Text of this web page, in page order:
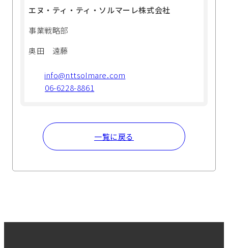
エヌ・ティ・ティ・ソルマーレ株式会社
事業戦略部
奥田 遠藤
info@nttsolmare.com
06-6228-8861
一覧に戻る